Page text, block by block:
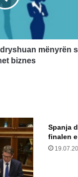
mënyrën
biznes
Spanja
finalen